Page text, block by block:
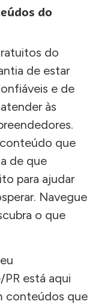
do
do
de estar
e de
às
que
de que
para ajudar
Navegue
o que
está aqui
conteúdos que